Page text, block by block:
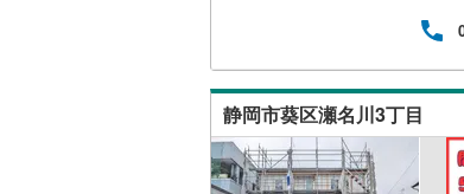
静岡市葵区瀬名川3丁目